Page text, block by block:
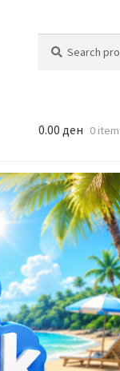
for:
0.00 ден 0